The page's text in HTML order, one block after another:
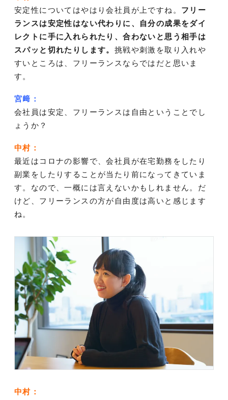
安定性についてはやはり会社員が上ですね。 フリー
ランスは安定性はない代わりに、自分の成果をダイ
レクトに手に入れられたり、合わないと思う相手は
スパッと切れたりします。 挑戦や刺激を取り入れや
すいところは、フリーランスならではだと思いま
す。
宮﨑：
会社員は安定、フリーランスは自由ということでし
ょうか？
中村：
最近はコロナの影響で、会社員が在宅勤務をしたり
副業をしたりすることが当たり前になってきていま
す。なので、一概には言えないかもしれません。だ
けど、フリーランスの方が自由度は高いと感じます
ね。
中村：